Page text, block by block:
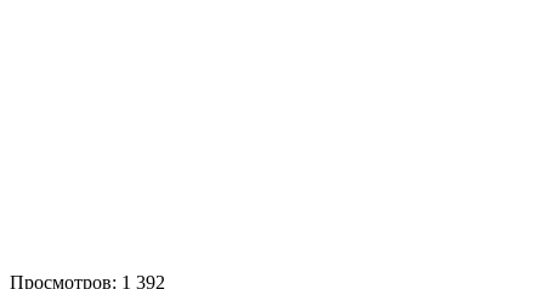
Просмотров: 1 392